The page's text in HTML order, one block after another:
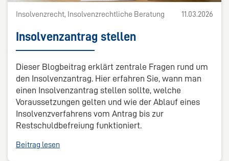
Insolvenzrecht, Insolvenzrechtliche Beratung 11.03.2026
Insolvenzantrag stellen
Dieser Blogbeitrag erklärt zentrale Fragen rund um
den Insolvenzantrag. Hier erfahren Sie, wann man
einen Insolvenzantrag stellen sollte, welche
Voraussetzungen gelten und wie der Ablauf eines
Insolvenzverfahrens vom Antrag bis zur
Restschuldbefreiung funktioniert.
Beitrag lesen